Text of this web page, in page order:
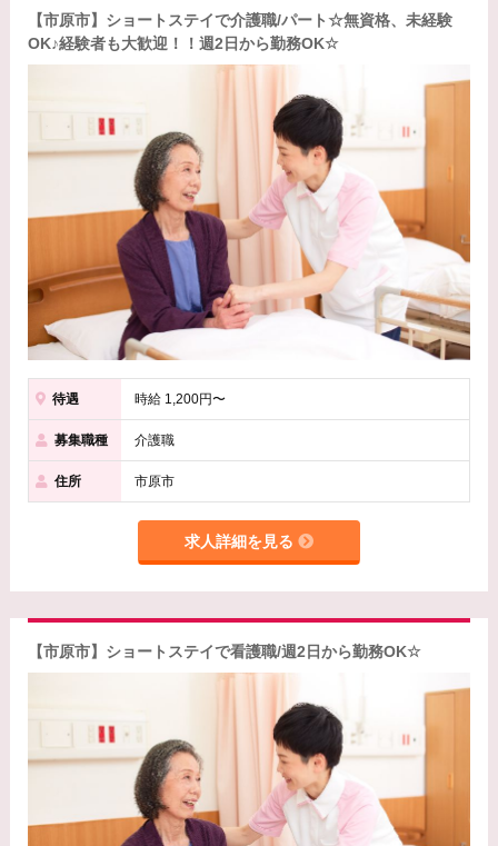
【市原市】ショートステイで介護職/パート☆無資格、未経験
OK♪経験者も大歓迎！！週2日から勤務OK☆
待遇 時給 1,200円〜
募集職種 介護職
住所 市原市
求人詳細を見る
【市原市】ショートステイで看護職/週2日から勤務OK☆